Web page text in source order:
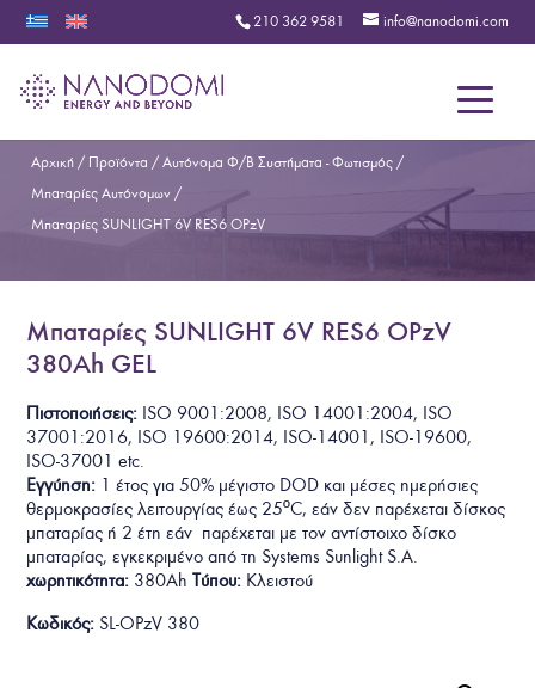
210 362 9581 info@nanodomi.com
Αρχική / Προϊόντα / Αυτόνομα Φ/Β Συστήματα - Φωτισμός /
Μπαταρίες Αυτόνομων /
Μπαταρίες SUNLIGHT 6V RES6 OPzV
Μπαταρίες SUNLIGHT 6V RES6 OPzV
380Ah GEL
Πιστοποιήσεις: ISO 9001:2008, ISO 14001:2004, ISO
37001:2016, ISO 19600:2014, ISO-14001, ISO-19600,
ISO-37001etc.
Εγγύηση: 1 έτος για 50% μέγιστο DOD και μέσες ημερήσιες
θερμοκρασίες λειτουργίας έως 25ºC, εάν δεν παρέχεται δίσκος
μπαταρίας ή 2 έτη εάν παρέχεται με τον αντίστοιχο δίσκο
μπαταρίας, εγκεκριμένο από τη Systems Sunlight S.A.
χωρητικότητα: 380AhΤύπου: Κλειστού
Κωδικός: SL-OPzV 380